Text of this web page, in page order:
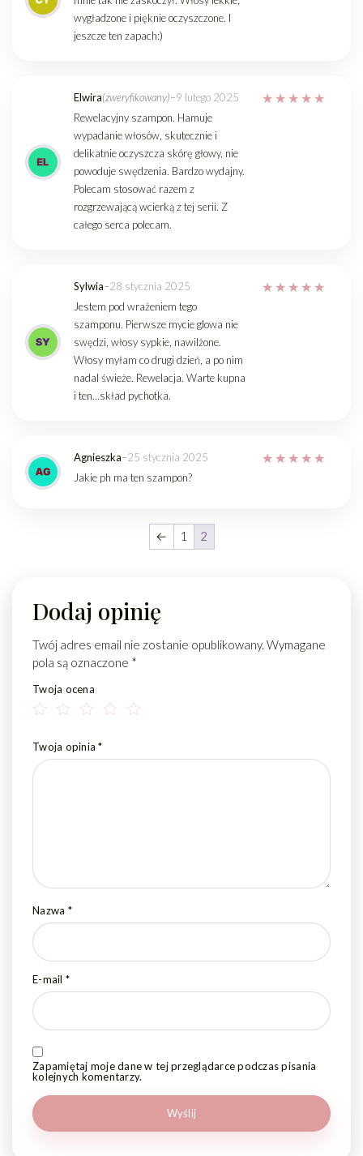
wygładzone i pięknie oczyszczone. I
jeszcze ten zapach:)
Elwira(zweryfikowany)–9 lutego 2025
Rewelacyjny szampon. Hamuje
wypadanie włosów, skutecznie i
delikatnie oczyszcza skórę głowy, nie
powoduje swędzenia. Bardzo wydajny.
Polecam stosować razem z
rozgrzewającą wcierką z tej serii. Z
całego serca polecam.
Sylwia–28 stycznia 2025
Jestem pod wrażeniem tego
szamponu. Pierwsze mycie glowa nie
swędzi, włosy sypkie, nawilżone.
Włosy myłam co drugi dzień, a po nim
nadal świeże. Rewelacja. Warte kupna
i ten…skład pychotka.
Agnieszka–25 stycznia 2025
Jakie ph ma ten szampon?
← 1 2
Dodaj opinię
Twój adres email nie zostanie opublikowany. Wymagane
pola są oznaczone *
Twoja ocena
Twoja opinia*
Nazwa *
E-mail *
Zapamiętaj moje dane w tej przeglądarce podczas pisania
kolejnych komentarzy.